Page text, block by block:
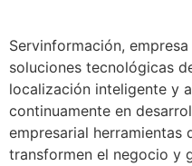
Servinformación,
soluciones tecnológicas
localización inteligente y
continuamente en
empresarial herramientas
transformen el negocio y